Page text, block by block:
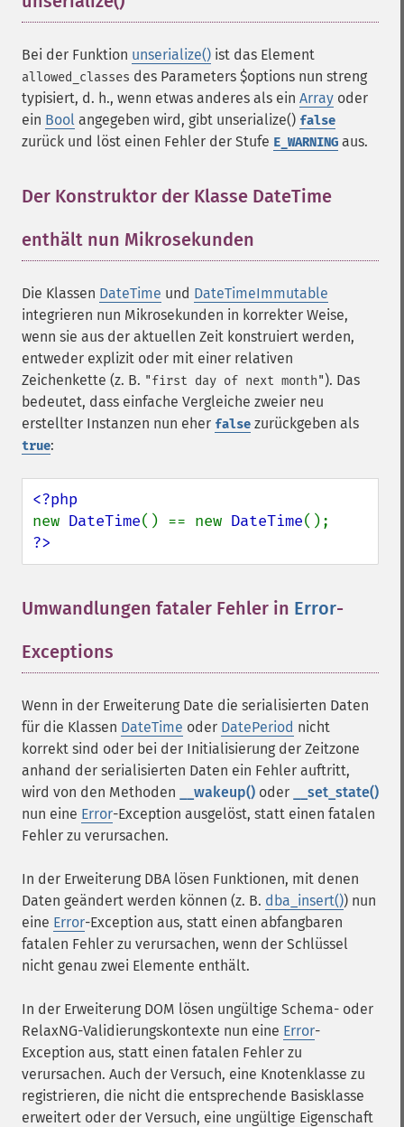
Bei der Funktion unserialize() ist das Element
allowed_classes des Parameters $options nun streng
typisiert, d. h., wenn etwas anderes als ein Array oder
ein Bool angegeben wird, gibt unserialize() false
zurück und löst einen Fehler der Stufe E_WARNING aus.
Der Konstruktor der Klasse DateTime
enthält nun Mikrosekunden
Die Klassen DateTime und DateTimeImmutable
integrieren nun Mikrosekunden in korrekter Weise,
wenn sie aus der aktuellen Zeit konstruiert werden,
entweder explizit oder mit einer relativen
Zeichenkette (z. B. "first day of next month"). Das
bedeutet, dass einfache Vergleiche zweier neu
erstellter Instanzen nun eher false zurückgeben als
true:
new DateTime() == new DateTime
?>
Umwandlungen fataler Fehler in Error-
Exceptions
Wenn in der Erweiterung Date die serialisierten Daten
für die Klassen DateTime oder DatePeriod nicht
korrekt sind oder bei der Initialisierung der Zeitzone
anhand der serialisierten Daten ein Fehler auftritt,
wird von den Methoden
__wakeup() oder
__set_state()
nun eine Error-Exception ausgelöst, statt einen fatalen
Fehler zu verursachen.
In der Erweiterung DBA lösen Funktionen, mit denen
Daten geändert werden können (z. B. dba_insert()) nun
eine Error-Exception aus, statt einen abfangbaren
fatalen Fehler zu verursachen, wenn der Schlüssel
nicht genau zwei Elemente enthält.
In der Erweiterung DOM lösen ungültige Schema- oder
RelaxNG-Validierungskontexte nun eine Error-
Exception aus, statt einen fatalen Fehler zu
verursachen. Auch der Versuch, eine Knotenklasse zu
registrieren, die nicht die entsprechende Basisklasse
erweitert oder der Versuch, eine ungültige Eigenschaft